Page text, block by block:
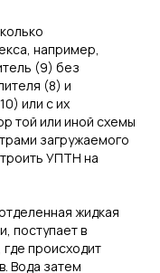
например,
(9) без
(8) и
или с их
той или иной схемы
загружаемого
УПТН на
жидкая
поступает в
происходит
Вода затем